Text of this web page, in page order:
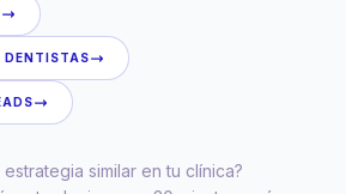
DENTISTAS
similar en tu clínica?